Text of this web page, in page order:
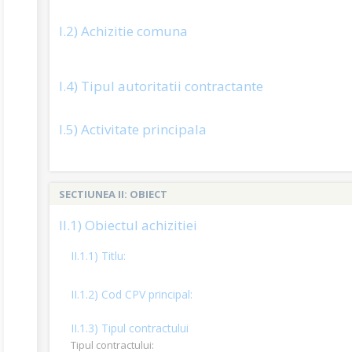
I.2) Achizitie comuna
I.4) Tipul autoritatii contractante
I.5) Activitate principala
SECTIUNEA II: OBIECT
II.1) Obiectul achizitiei
II.1.1) Titlu:
II.1.2) Cod CPV principal:
II.1.3) Tipul contractului
Tipul contractului: